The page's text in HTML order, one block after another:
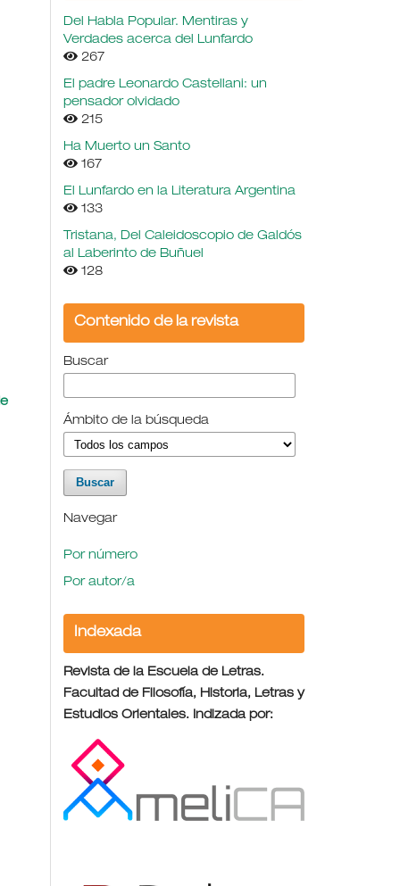
Del Habla Popular. Mentiras y
Verdades acerca del Lunfardo
267
El padre Leonardo Castellani: un
pensador olvidado
215
Ha Muerto un Santo
167
El Lunfardo en la Literatura Argentina
133
Tristana, Del Caleidoscopio de Galdós
al Laberinto de Buñuel
128
Contenido de la revista
Buscar
Ámbito de la búsqueda
Navegar
Por número
Por autor/a
Indexada
Revista de la Escuela de Letras.
Facultad de Filosofía, Historia, Letras y
Estudios Orientales. Indizada por: